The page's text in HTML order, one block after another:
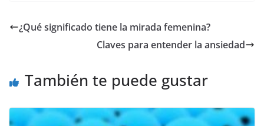
e
o
er l s
A
p
gr
a
y
Li
k
¿Qué significado tiene la mirada femenina?
Claves para entender la ansiedad
También te puede gustar